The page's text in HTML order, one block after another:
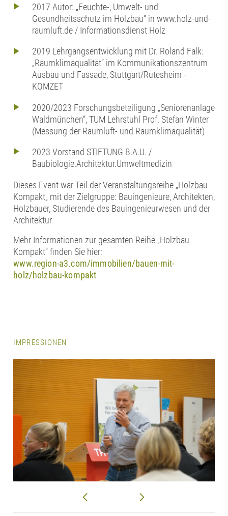
2017 Autor: „Feuchte-, Umwelt- und
Gesundheitsschutz im Holzbau“ in www.holz-und-
raumluft.de / Informationsdienst Holz
2019 Lehrgangsentwicklung mit Dr. Roland Falk:
„Raumklimaqualität“ im Kommunikationszentrum
Ausbau und Fassade, Stuttgart/Rutesheim -
KOMZET
2020/2023 Forschungsbeteiligung „Seniorenanlage
Waldmünchen“, TUM Lehrstuhl Prof. Stefan Winter
(Messung der Raumluft- und Raumklimaqualität)
2023 Vorstand STIFTUNG B.A.U. /
Baubiologie.Architektur.Umweltmedizin
Dieses Event war Teil der Veranstaltungsreihe „Holzbau
Kompakt„ mit der Zielgruppe: Bauingenieure, Architekten,
Holzbauer, Studierende des Bauingenieurwesen und der
Architektur
Mehr Informationen zur gesamten Reihe „Holzbau
Kompakt“ finden Sie hier:
www.region-a3.com/immobilien/bauen-mit-
holz/holzbau-kompakt
IMPRESSIONEN